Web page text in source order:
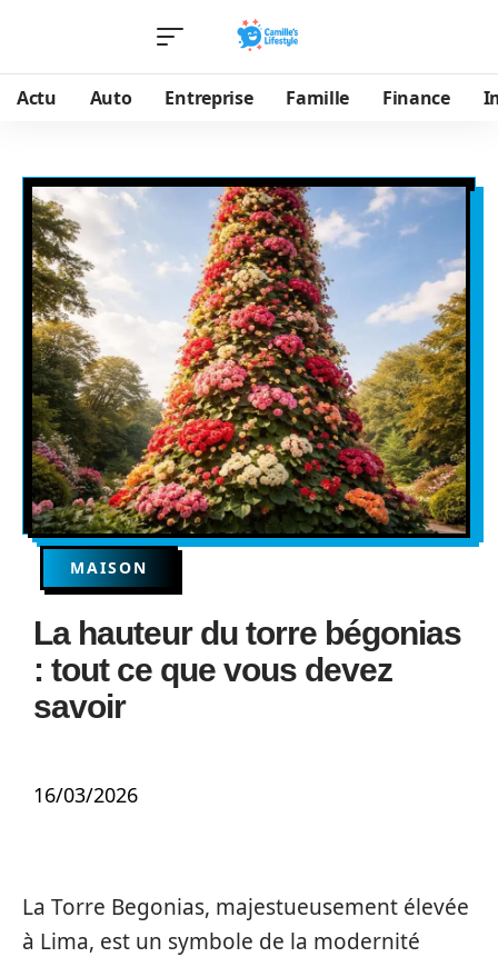
Actu Auto Entreprise Famille Finance
MAISON
La hauteur du torre bégonias
: tout ce que vous devez
savoir
16/03/2026
La Torre Begonias, majestueusement élevée
à Lima, est un symbole de la modernité